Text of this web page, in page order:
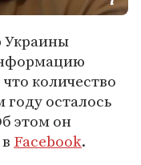
Украины
количество
осталось
этом он
Facebook.